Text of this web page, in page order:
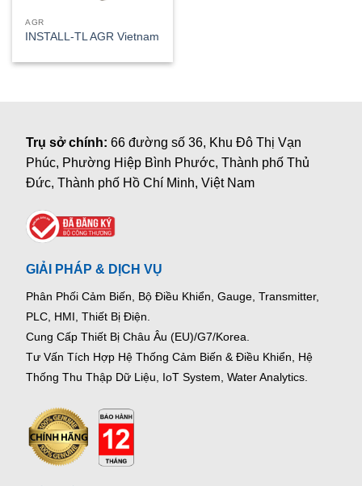
AGR
INSTALL-TL AGR Vietnam
Trụ sở chính:66 đường số 36, Khu Đô Thị Vạn
Phúc, Phường Hiệp Bình Phước, Thành phố Thủ
Đức, Thành phố Hồ Chí Minh, Việt Nam
GIẢI PHÁP & DỊCH VỤ
Phân Phối Cảm Biến, Bộ Điều Khiển, Gauge, Transmitter,
PLC, HMI, Thiết Bị Điện.
Cung Cấp Thiết Bị Châu Âu (EU)/G7/Korea.
Tư Vấn Tích Hợp Hệ Thống Cảm Biến & Điều Khiển, Hệ
Thống Thu Thập Dữ Liệu, IoT System, Water Analytics.